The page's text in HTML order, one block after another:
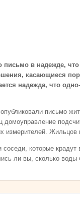
письмо в надежде,
касающиеся
надежда, что
письмо
измерителей. Жильцов
которые
ли вы, сколько воды